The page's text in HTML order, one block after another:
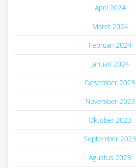
April 2024
Maret 2024
Februari 2024
Januari 2024
Desember 2023
November 2023
Oktober 2023
September 2023
Agustus 2023